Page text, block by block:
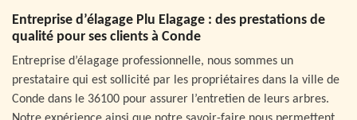
Entreprise d’élagage Plu Elagage : des prestations de
qualité pour ses clients à Conde
Entreprise d’élagage professionnelle, nous sommes un
prestataire qui est sollicité par les propriétaires dans la ville de
Conde dans le 36100 pour assurer l’entretien de leurs arbres.